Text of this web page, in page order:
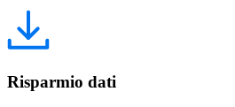
Risparmio dati